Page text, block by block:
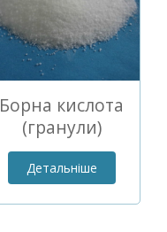
Борна кислота
(гранули)
Детальніше